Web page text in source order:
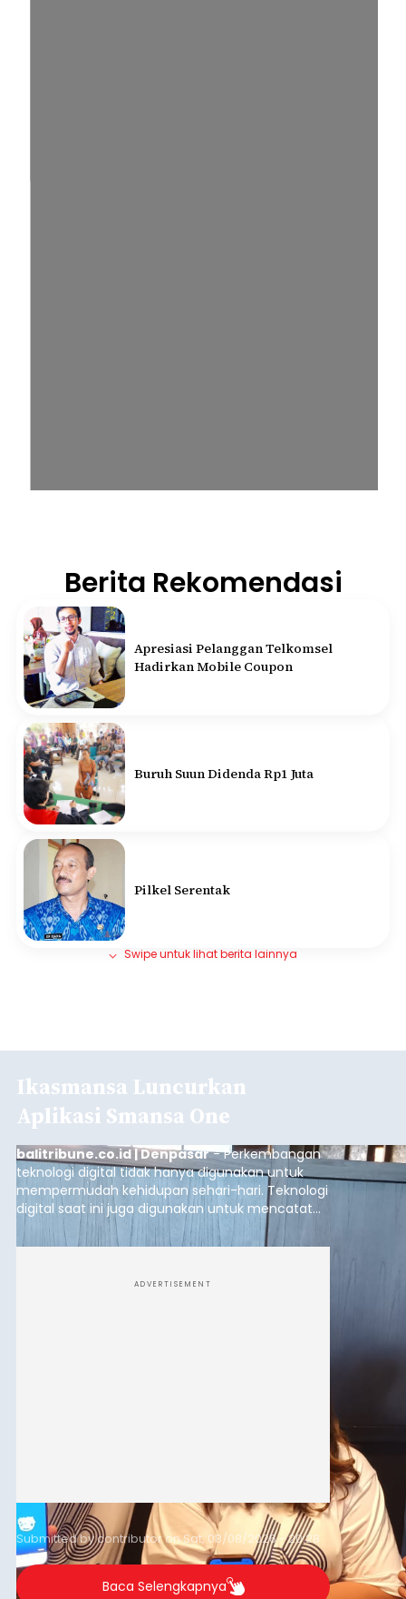
Berita Rekomendasi
Apresiasi Pelanggan Telkomsel
Hadirkan Mobile Coupon
Buruh Suun Didenda Rp1 Juta
Pilkel Serentak
Swipe untuk lihat berita lainnya
Ikasmansa Luncurkan
Aplikasi Smansa One
balitribune.co.id | Denpasar- Perkembangan
teknologi digital tidak hanya digunakan untuk
mempermudah kehidupan sehari-hari. Teknologi
digital saat ini juga digunakan untuk mencatat
dan mengelola data base alumni dari suatu
sekolah, salah satunya adalah alumni SMA 1
ADVERTISEMENT
Submitted bycontributoronSat, 08/08/2026 - 20:28
Baca Selengkapnya